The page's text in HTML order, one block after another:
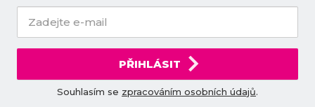
PŘIHLÁSIT
Souhlasím se zpracováním osobních údajů.